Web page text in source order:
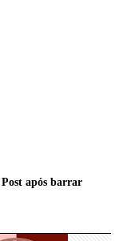
após barrar